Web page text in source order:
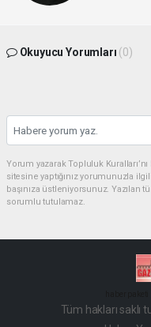
Okuyucu Yorumları (0)
Yorum yazarak Topluluk
sitesine yaptığınız yorumunuzla
başınıza üstleniyorsunuz.
sorumlu tutulamaz.
Tüm hakları saklı